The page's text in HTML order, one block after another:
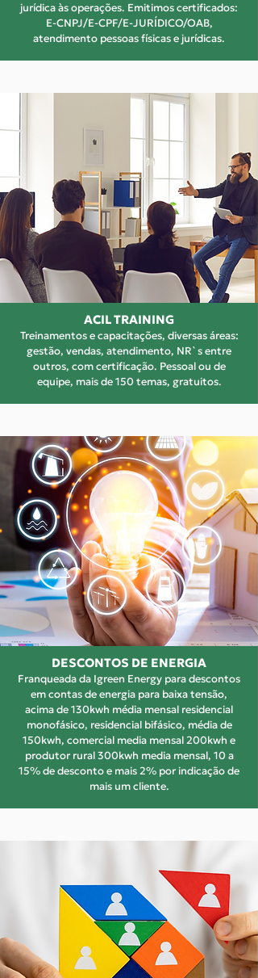
jurídica às operações. Emitimos certificados:
E-CNPJ/E-CPF/E-JURÍDICO/OAB,
atendimento pessoas físicas e jurídicas.
ACIL TRAINING
Treinamentos e capacitações, diversas áreas:
gestão, vendas, atendimento, NR`s entre
outros, com certificação. Pessoal ou de
equipe, mais de 150 temas, gratuitos.
DESCONTOS DE ENERGIA
Franqueada da Igreen Energy para descontos
em contas de energia para baixa tensão,
acima de 130kwh média mensal residencial
monofásico, residencial bifásico, média de
150kwh, comercial media mensal 200kwh e
produtor rural 300kwh media mensal, 10 a
15% de desconto e mais 2% por indicação de
mais um cliente.